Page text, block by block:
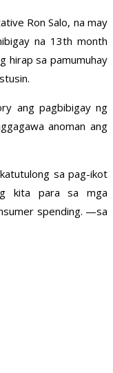
Ron Salo, na may
na 13th month
hirap sa pamumuhay
ang pagbibigay ng
anoman ang
sa pag-ikot
kita para sa mga
spending. —sa